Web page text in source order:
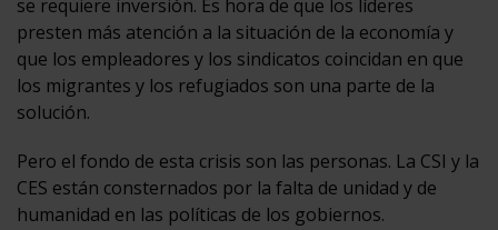
se requiere inversión. Es hora de que los líderes
presten más atención a la situación de la economía y
que los empleadores y los sindicatos coincidan en que
los migrantes y los refugiados son una parte de la
solución.
Pero el fondo de esta crisis son las personas. La CSI y la
CES están consternados por la falta de unidad y de
humanidad en las políticas de los gobiernos.